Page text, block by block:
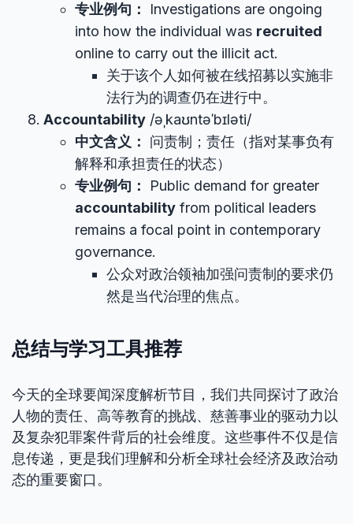
专业例句：
Investigations are ongoing
into how the individual was recruited
online to carry out the illicit act.
关于该个人如何被在线招募以实施非
法行为的调查仍在进行中。
Accountability /əˌkaʊntəˈbɪləti/
中文含义：
问责制；责任（指对某事负有
解释和承担责任的状态）
专业例句：
Public demand for greater
accountability from political leaders
remains a focal point in contemporary
governance.
公众对政治领袖加强问责制的要求仍
然是当代治理的焦点。
总结与学习工具推荐
今天的全球要闻深度解析节目，我们共同探讨了政治
人物的责任、高等教育的挑战、慈善事业的驱动力以
及复杂犯罪案件背后的社会维度。这些事件不仅是信
息传递，更是我们理解和分析全球社会经济及政治动
态的重要窗口。